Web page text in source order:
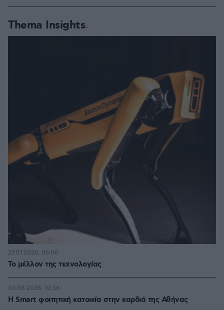
Thema Insights
Το μέλλον της τεχνολογίας
27.07.2026, 06:00
Η Smart φοιτητική κατοικία στην καρδιά της Αθήνας
03.08.2026, 10:56